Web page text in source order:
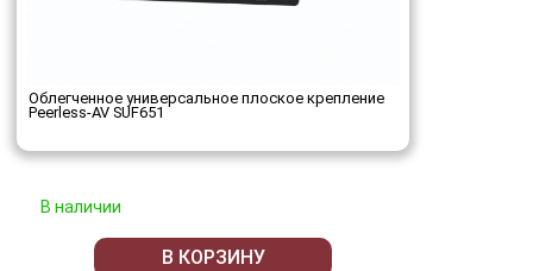
Облегченное универсальное плоское крепление
Peerless-AV SUF651
В наличии
В КОРЗИНУ